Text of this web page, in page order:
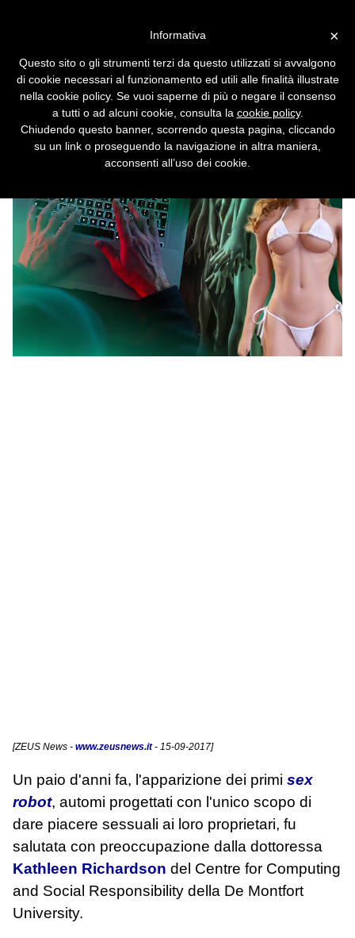
un terminator
Esperto di sicurezza avverte: gli hacker
potrebbero usarli per uccidere gli utenti.
[ZEUS News - www.zeusnews.it- 15-09-2017]
Un paio d'anni fa, l'apparizione dei primi sex
robot, automi progettati con l'unico scopo di
dare piacere sessuali ai loro proprietari, fu
salutata con preoccupazione dalla dottoressa
Kathleen Richardson del Centre for Computing
and Social Responsibility della De Montfort
University.
×
Informativa
Questo sito o gli strumenti terzi da questo utilizzati si avvalgono
di cookie necessari al funzionamento ed utili alle finalità illustrate
nella cookie policy. Se vuoi saperne di più o negare il consenso
a tutti o ad alcuni cookie, consulta la cookie policy.
Chiudendo questo banner, scorrendo questa pagina, cliccando
su un link o proseguendo la navigazione in altra maniera,
acconsenti all’uso dei cookie.